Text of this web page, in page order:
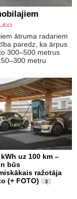
ātruma radariem
paredz, ka ārpus
300–500 metrus
metru
uz 100 km –
būs
ražotāja
(+ FOTO)
3